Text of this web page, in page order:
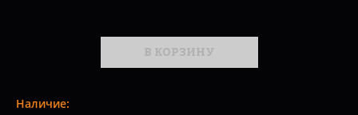
В КОРЗИНУ
Наличие: